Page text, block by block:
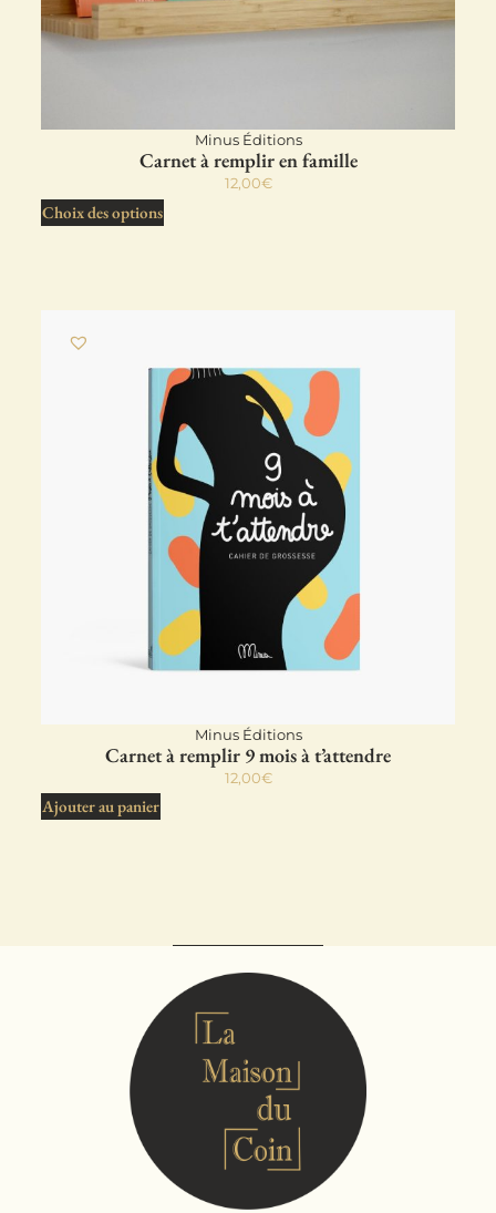
Minus Éditions
Carnet à remplir en famille
12,00€
Choix des options
Minus Éditions
Carnet à remplir 9 mois à t’attendre
12,00€
Ajouter au panier